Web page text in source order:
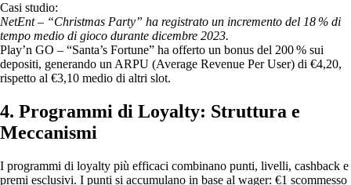
Casi studio:
NetEnt – “Christmas Party” ha registrato un incremento del 18 % di
tempo medio di gioco durante dicembre 2023.
Play’n GO – “Santa’s Fortune” ha offerto un bonus del 200 % sui
depositi, generando un ARPU (Average Revenue Per User) di €4,20,
rispetto al €3,10 medio di altri slot.
4. Programmi di Loyalty: Struttura e
Meccanismi
I programmi di loyalty più efficaci combinano punti, livelli, cashback e
premi esclusivi. I punti si accumulano in base al wager: €1 scommesso